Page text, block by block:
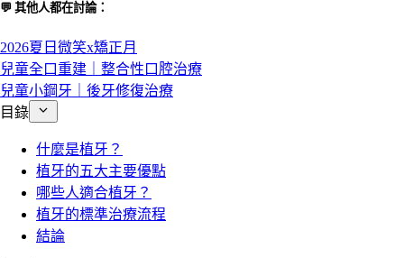
💬 其他人都在討論：
2026夏日微笑x矯正月
兒童全口重建｜整合性口腔治療
兒童小鋼牙｜後牙修復治療
目錄
什麼是植牙？
植牙的五大主要優點
哪些人適合植牙？
植牙的標準治療流程
結論